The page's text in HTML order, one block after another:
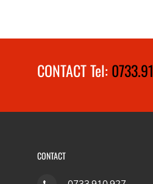
CONTACT Tel:
CONTACT